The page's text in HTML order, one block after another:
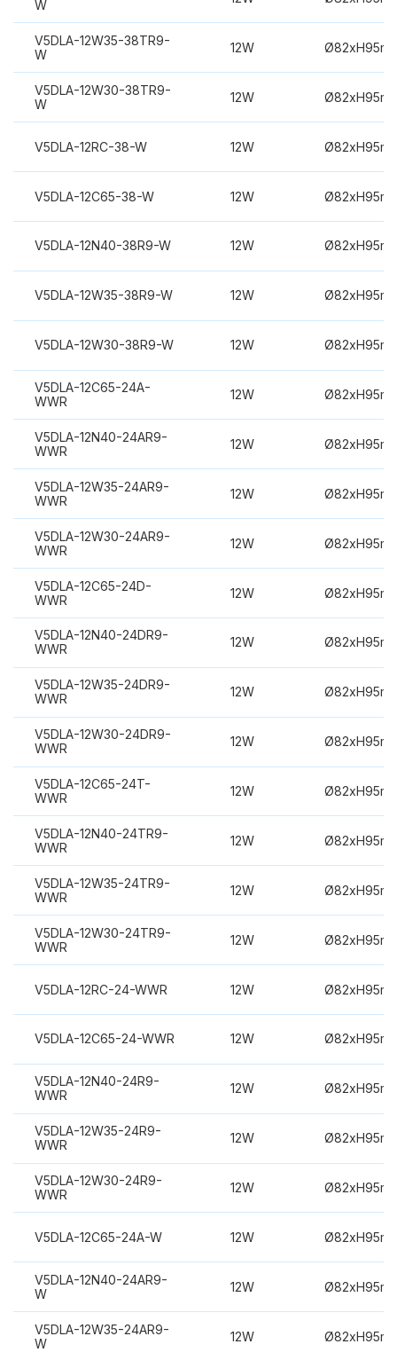
W
V5DLA-12W35-38TR9-
W
12W
V5DLA-12W30-38TR9-
W
12W
V5DLA-12RC-38-W 12W
V5DLA-12C65-38-W 12W
V5DLA-12N40-38R9-W 12W
V5DLA-12W35-38R9-W 12W
V5DLA-12W30-38R9-W 12W
V5DLA-12C65-24A-
WWR
12W
V5DLA-12N40-24AR9-
WWR
12W
V5DLA-12W35-24AR9-
WWR
12W
V5DLA-12W30-24AR9-
WWR
12W
V5DLA-12C65-24D-
WWR
12W
V5DLA-12N40-24DR9-
WWR
12W
V5DLA-12W35-24DR9-
WWR
12W
V5DLA-12W30-24DR9-
WWR
12W
V5DLA-12C65-24T-
WWR
12W
V5DLA-12N40-24TR9-
WWR
12W
V5DLA-12W35-24TR9-
WWR
12W
V5DLA-12W30-24TR9-
WWR
12W
V5DLA-12RC-24-WWR 12W
V5DLA-12C65-24-WWR 12W
V5DLA-12N40-24R9-
WWR
12W
V5DLA-12W35-24R9-
WWR
12W
V5DLA-12W30-24R9-
WWR
12W
V5DLA-12C65-24A-W 12W
V5DLA-12N40-24AR9-
W
12W
V5DLA-12W35-24AR9-
W
12W